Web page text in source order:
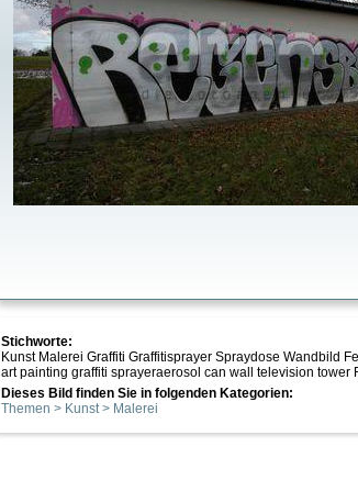
Stichworte:
Kunst Malerei Graffiti Graffitisprayer Spraydose Wandbild
art painting graffiti sprayeraerosol can wall television tower
Dieses Bild finden Sie in folgenden Kategorien:
Themen > Kunst > Malerei